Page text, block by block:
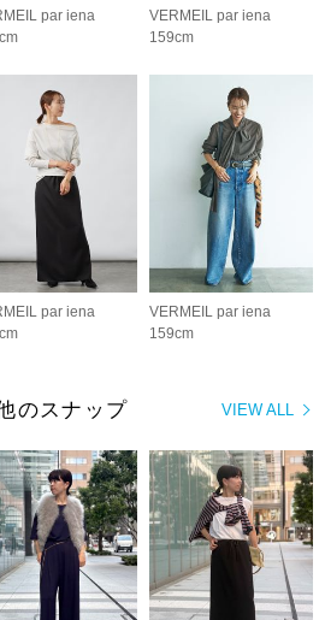
par iena
VERMEIL par iena
159cm
par iena
VERMEIL par iena
159cm
VIEW ALL
のスナップ